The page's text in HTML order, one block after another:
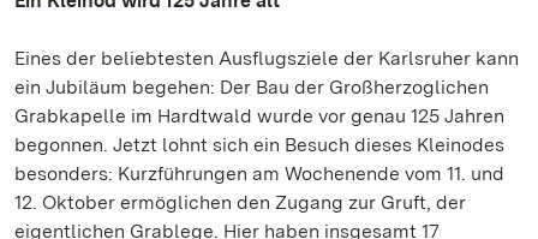
Eines der beliebtesten Ausflugsziele der Karlsruher kann
ein Jubiläum begehen: Der Bau der Großherzoglichen
Grabkapelle im Hardtwald wurde vor genau 125 Jahren
begonnen. Jetzt lohnt sich ein Besuch dieses Kleinodes
besonders: Kurzführungen am Wochenende vom 11. und
12. Oktober ermöglichen den Zugang zur Gruft, der
eigentlichen Grablege. Hier haben insgesamt 17